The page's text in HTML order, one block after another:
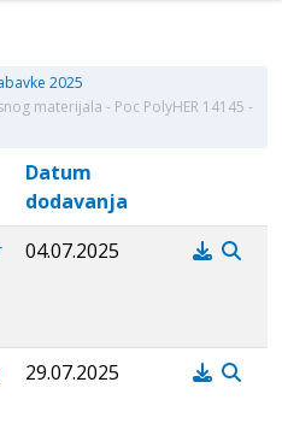
2025
materijala - Poc PolyHER 14145 -
Datum
dodavanja
04.07.2025
29.07.2025